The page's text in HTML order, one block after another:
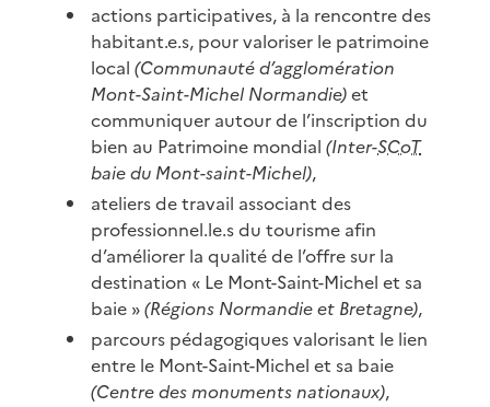
actions participatives, à la rencontre des
habitant.e.s, pour valoriser le patrimoine
local(Communauté d’agglomération
Mont-Saint-Michel Normandie)et
communiquer autour de l’inscription du
bien au Patrimoine mondial(Inter-SCoT
baie du Mont-saint-Michel),
ateliers de travail associant des
professionnel.le.s du tourisme afin
d’améliorer la qualité de l’offre sur la
destination « Le Mont-Saint-Michel et sa
baie »(Régions Normandie et Bretagne),
parcours pédagogiques valorisant le lien
entre le Mont-Saint-Michel et sa baie
(Centre des monuments nationaux),